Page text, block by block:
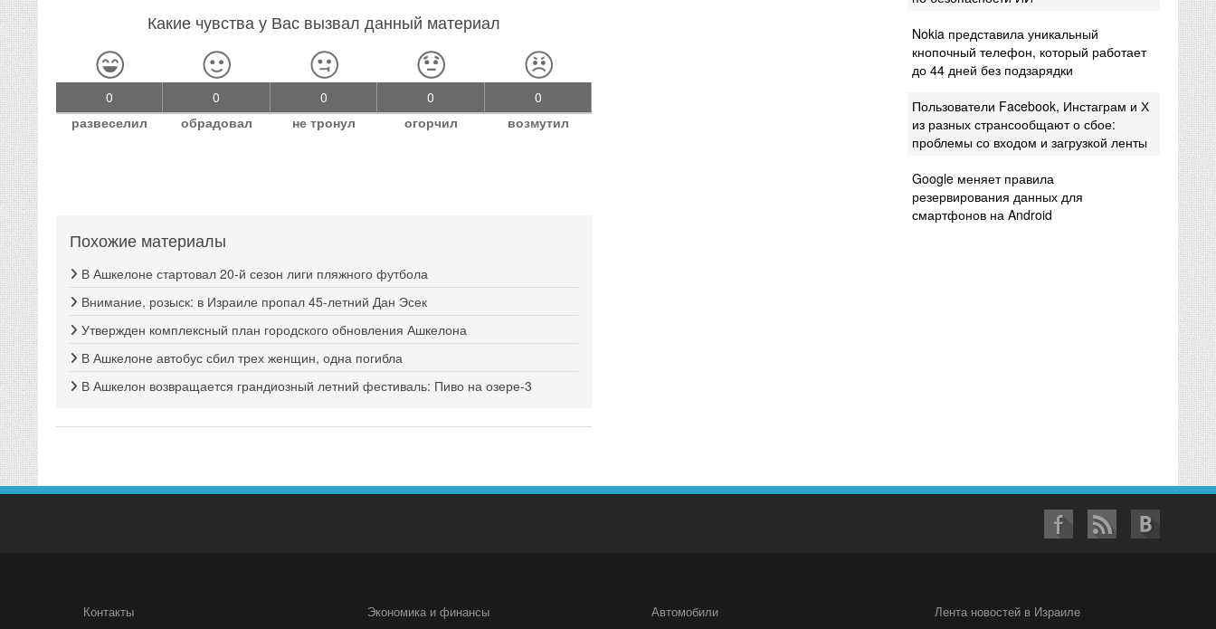
Какие чувства у Вас вызвал данный материал
0
развеселил
0
обрадовал
0
не тронул
0
огорчил
0
возмутил
Похожие материалы
В Ашкелоне стартовал 20-й сезон лиги пляжного футбола
Внимание, розыск: в Израиле пропал 45-летний Дан Эсек
Утвержден комплексный план городского обновления Ашкелона
В Ашкелоне автобус сбил трех женщин, одна погибла
В Ашкелон возвращается грандиозный летний фестиваль: Пиво на озере-3
Nokia представила уникальный
кнопочный телефон, который работает
до 44 дней без подзарядки
Пользователи Facebook, Инстаграм и Х
из разных странсообщают о сбое:
проблемы со входом и загрузкой ленты
Google меняет правила
резервирования данных для
смартфонов на Android
Контакты
Экономика и финансы
Автомобили
Лента новостей в Израиле